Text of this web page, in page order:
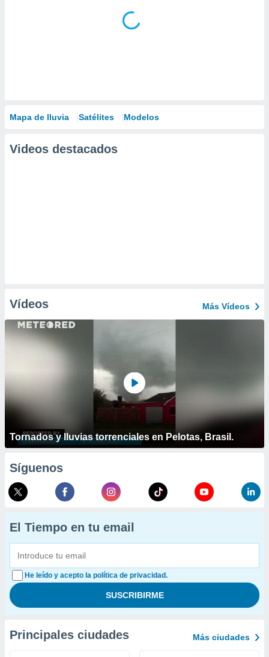
Mapa de lluvia Satélites Modelos
Videos destacados
Vídeos Más Vídeos
Tornados y lluvias torrenciales en Pelotas, Brasil.
Síguenos
El Tiempo en tu email
He leído y acepto la política de privacidad.
Principales ciudades Más ciudades